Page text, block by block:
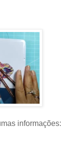
informações: